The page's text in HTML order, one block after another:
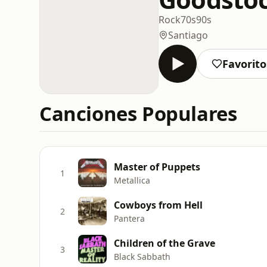
Rock70s90s
Santiago
Canciones Populares
1 Master of Puppets
Metallica
2 Cowboys from Hell
Pantera
3 Children of the Grave
Black Sabbath